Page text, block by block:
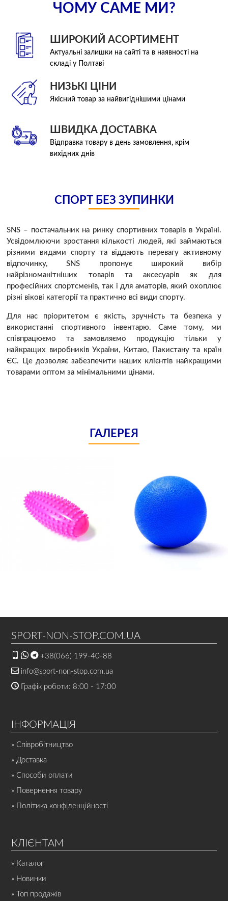
ЧОМУ САМЕ МИ?
ШИРОКИЙ АСОРТИМЕНТ
Актуальні залишки на сайті та в наявності на
складі у Полтаві
НИЗЬКІ ЦІНИ
Якісний товар за найвигіднішими цінами
ШВИДКА ДОСТАВКА
Відправка товару в день замовлення, крім
вихідних днів
СПОРТ БЕЗ ЗУПИНКИ
SNS – постачальник на ринку спортивних товарів в Україні.
Усвідомлюючи зростання кількості людей, які займаються
різними видами спорту та віддають перевагу активному
відпочинку, SNS пропонує широкий вибір
найрізноманітніших товарів та аксесуарів як для
професійних спортсменів, так і для аматорів, який охоплює
різні вікові категорії та практично всі види спорту.
Для нас пріоритетом є якість, зручність та безпека у
використанні спортивного інвентарю. Саме тому, ми
співпрацюємо та замовляємо продукцію тільки у
найкращих виробників України, Китаю, Пакистану та країн
ЄС. Це дозволяє забезпечити наших клієнтів найкращими
товарами оптом за мінімальними цінами.
ГАЛЕРЕЯ
SPORT-NON-STOP.COM.UA
+38(066) 199-40-88
info@sport-non-stop.com.ua
Графік роботи: 8:00 - 17:00
ІНФОРМАЦІЯ
» Співробітництво
» Доставка
» Способи оплати
» Повернення товару
» Політика конфіденційності
КЛІЄНТАМ
» Каталог
» Новинки
» Топ продажів